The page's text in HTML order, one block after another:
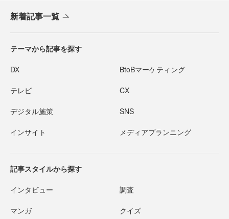
新着記事一覧
テーマから記事を探す
DX BtoBマーケティング
テレビ CX
デジタル施策 SNS
インサイト メディアプランニング
記事スタイルから探す
インタビュー 調査
マンガ クイズ